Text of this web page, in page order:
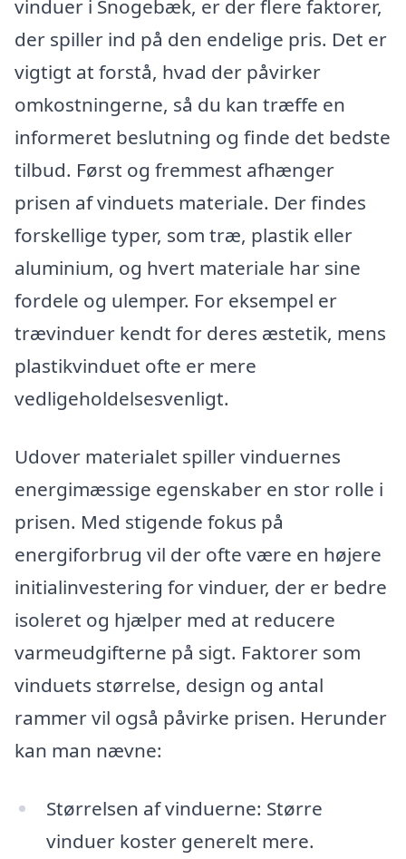
vinduer i Snogebæk, er der flere faktorer,
der spiller ind på den endelige pris. Det er
vigtigt at forstå, hvad der påvirker
omkostningerne, så du kan træffe en
informeret beslutning og finde det bedste
tilbud. Først og fremmest afhænger
prisen af vinduets materiale. Der findes
forskellige typer, som træ, plastik eller
aluminium, og hvert materiale har sine
fordele og ulemper. For eksempel er
trævinduer kendt for deres æstetik, mens
plastikvinduet ofte er mere
vedligeholdelsesvenligt.
Udover materialet spiller vinduernes
energimæssige egenskaber en stor rolle i
prisen. Med stigende fokus på
energiforbrug vil der ofte være en højere
initialinvestering for vinduer, der er bedre
isoleret og hjælper med at reducere
varmeudgifterne på sigt. Faktorer som
vinduets størrelse, design og antal
rammer vil også påvirke prisen. Herunder
kan man nævne:
Størrelsen af vinduerne: Større
vinduer koster generelt mere.